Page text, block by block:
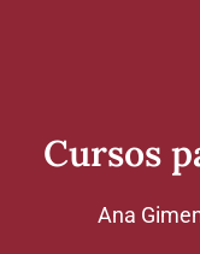
Cursos
Ana